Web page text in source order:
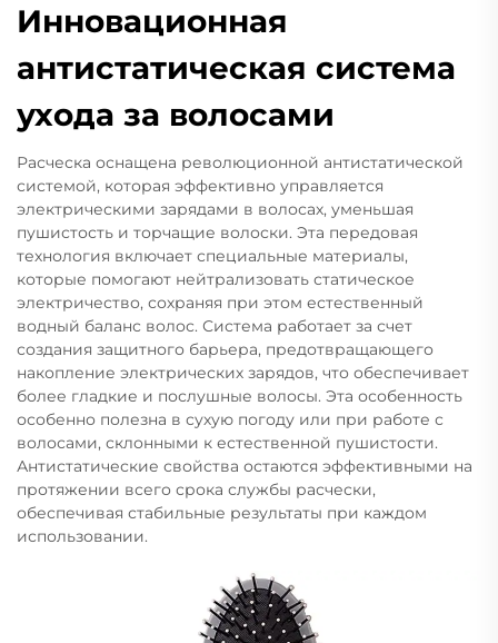
Инновационная
антистатическая система
ухода за волосами
Расческа оснащена революционной антистатической
системой, которая эффективно управляется
электрическими зарядами в волосах, уменьшая
пушистость и торчащие волоски. Эта передовая
технология включает специальные материалы,
которые помогают нейтрализовать статическое
электричество, сохраняя при этом естественный
водный баланс волос. Система работает за счет
создания защитного барьера, предотвращающего
накопление электрических зарядов, что обеспечивает
более гладкие и послушные волосы. Эта особенность
особенно полезна в сухую погоду или при работе с
волосами, склонными к естественной пушистости.
Антистатические свойства остаются эффективными на
протяжении всего срока службы расчески,
обеспечивая стабильные результаты при каждом
использовании.